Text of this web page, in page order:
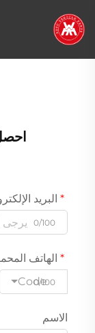
البريد
0/100
الهاتف
Code
0/100
الاسم